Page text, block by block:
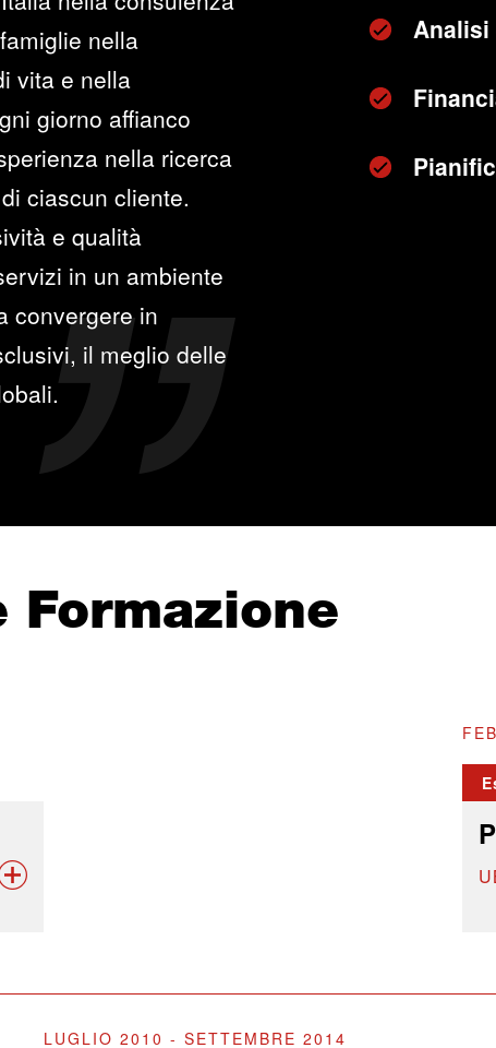
nella
vita e nella
giorno affianco
nella ricerca
ciascun cliente.
e qualità
in un ambiente
convergere in
il meglio delle
Formazione
LUGLIO 2010 - SETTEMBRE 2014